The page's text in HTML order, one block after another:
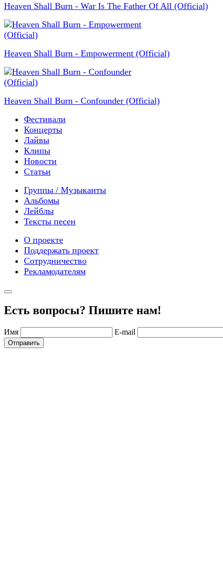
Heaven Shall Burn - War Is The Father Of All (Official)
Heaven Shall Burn - Empowerment (Official)
Heaven Shall Burn - Confounder (Official)
Фестивали
Концерты
Лайвы
Клипы
Новости
Статьи
Группы / Музыканты
Альбомы
Лейблы
Тексты песен
О проекте
Поддержать проект
Сотрудничество
Рекламодателям
Есть вопросы? Пишите нам!
Имя E-mail